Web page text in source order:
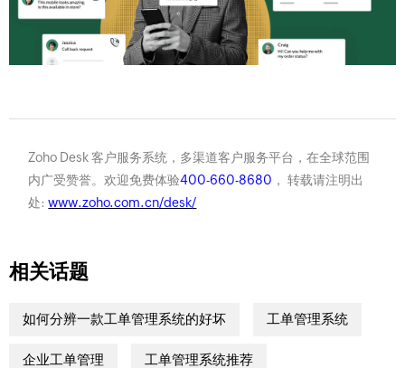
Zoho Desk 客户服务系统，多渠道客户服务平台，在全球范围
内广受赞誉。欢迎免费体验400-660-8680 ， 转载请注明出
处:www.zoho.com.cn/desk/
相关话题
如何分辨一款工单管理系统的好坏 工单管理系统
企业工单管理 工单管理系统推荐